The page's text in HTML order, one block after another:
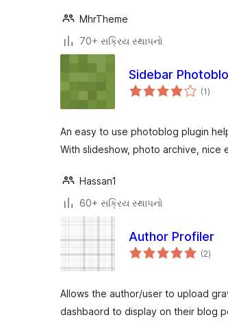
MhrTheme
70+ સક્રિય સ્થાપનો
Sidebar
(1કુલ
રેટિંગ્સ
)
An easy to use photoblog plugin
With slideshow, photo archive,
Hassan1
60+ સક્રિય સ્થાપનો
Author Profiler
(2કુલ
રેટિંગ્સ
)
Allows the author/user to upload
dashbaord to display on their blog